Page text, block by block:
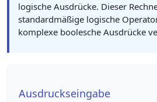
logische Ausdrücke. Dieser
standardmäßige logische
komplexe boolesche Ausdrücke
Ausdruckseingabe